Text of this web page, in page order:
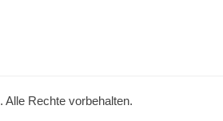
. Alle Rechte vorbehalten.